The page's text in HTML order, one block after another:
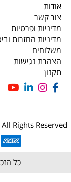
אודות
צור קשר
מדיניות ופרטיות
מדיניות החזרות
משלוחים
הצהרת נגישות
תקנון
Rights Reserved
כל